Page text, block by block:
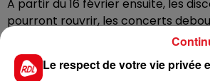
A partir du 16 février ensuite, les
pourront rouvrir, les concerts
tout comme la consommation
sera également permis de
stades, cinémas et transports.
Le respect de votre vie privée